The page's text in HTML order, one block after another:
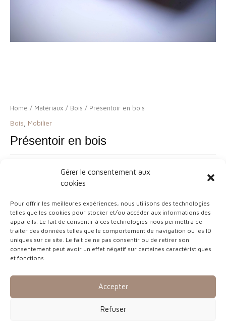
Gérer le consentement aux
cookies
Pour offrir les meilleures expériences, nous utilisons des technologies
telles que les cookies pour stocker et/ou accéder aux informations des
appareils. Le fait de consentir à ces technologies nous permettra de
traiter des données telles que le comportement de navigation ou les ID
uniques sur ce site. Le fait de ne pas consentir ou de retirer son
consentement peut avoir un effet négatif sur certaines caractéristiques
et fonctions.
Accepter
Refuser
Home / Matériaux / Bois / Présentoir en bois
Bois, Mobilier
Présentoir en bois
Related products
Bois